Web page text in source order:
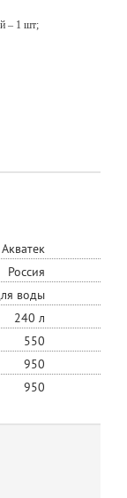
– 1 шт;
Акватек
Россия
воды
240 л
550
950
950